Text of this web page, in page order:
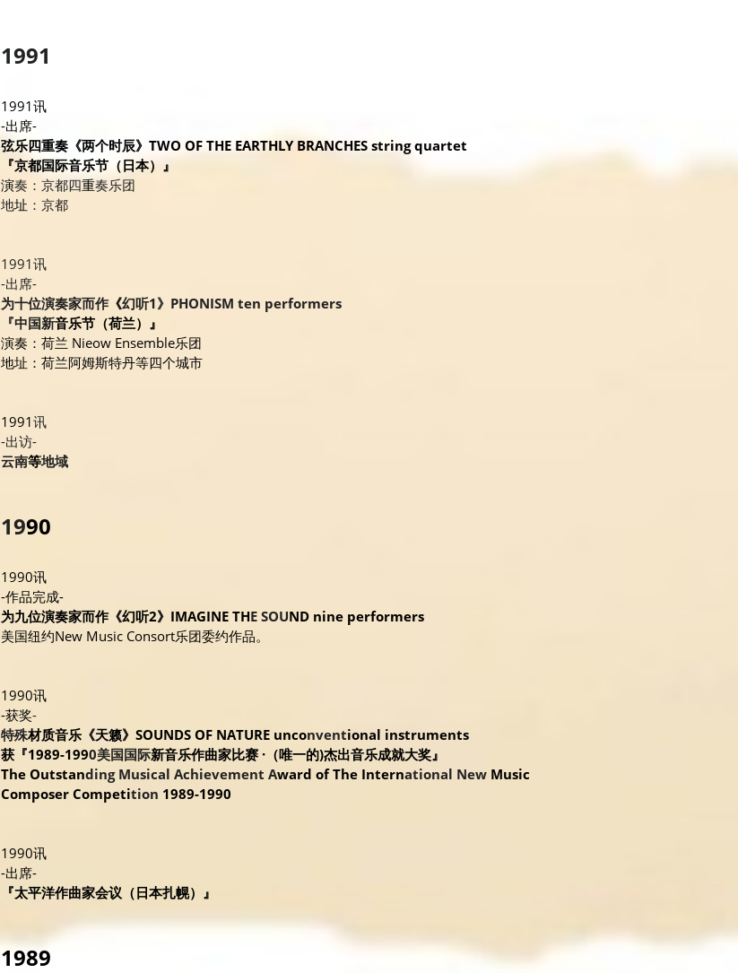
1991
1991讯
-出席-
弦乐四重奏《两个时辰》TWO OF THE EARTHLY BRANCHES string quartet
『京都国际音乐节（日本）』
演奏：京都四重奏乐团
地址 ：京都
1991讯
-出席-
为十位演奏家而作《幻听1》PHONISM ten performers
『中国新音乐节（荷兰）』
演奏：荷兰 Nieow Ensemble乐团
地址：荷兰阿姆斯特丹等四个城市
1991讯
-出访-
云南等地域
1990
1990讯
-作品完成-
为九位演奏家而作《幻听2》IMAGINE THE SOUND nine performers
美国纽约New Music Consort乐团委约作品。
1990讯
-获奖-
特殊材质音乐《天籁》SOUNDS OF NATURE unconventional instruments
获『1989-1990美国国际新音乐作曲家比赛 ·（唯一的)杰出音乐成就大奖』
The Outstanding Musical Achievement Award of The International New Music
Composer Competition 1989-1990
1990讯
-出席-
『太平洋作曲家会议（日本扎幌）』
1989